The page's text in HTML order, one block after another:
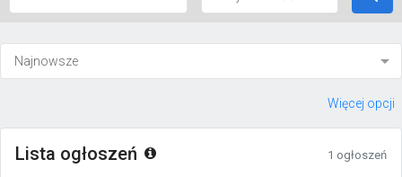
Więcej opcji
Lista ogłoszeń 1 ogłoszeń